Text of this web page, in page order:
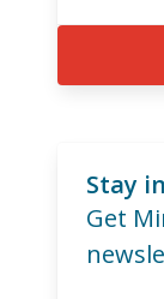
Stay
Get